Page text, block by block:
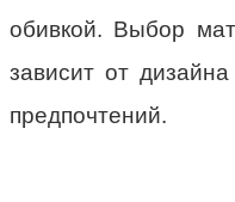
обивкой. Выбор
зависит от
предпочтений.